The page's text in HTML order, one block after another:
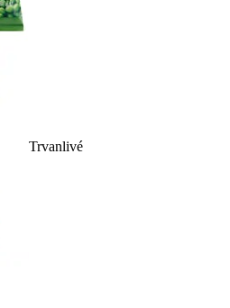
Trvanlivé